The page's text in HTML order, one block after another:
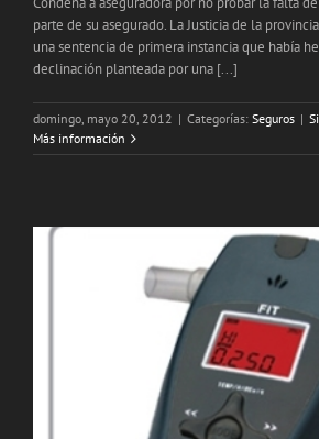
parte de su asegurado. La Justicia de la
una sentencia de primera instancia que había
declinación planteada por una [...]
domingo, mayo 20, 2012 | Categorías: Seguros |
Más información